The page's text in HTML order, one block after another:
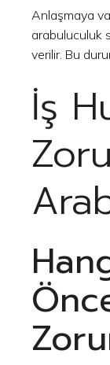
Anlaşmaya
arabuluculuk
verilir. Bu
İş